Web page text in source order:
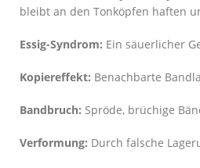
bleibt an den Tonköpfen haften
Essig-Syndrom: Ein säuerlicher
Kopiereffekt: Benachbarte
Bandbruch: Spröde, brüchige
Verformung: Durch falsche